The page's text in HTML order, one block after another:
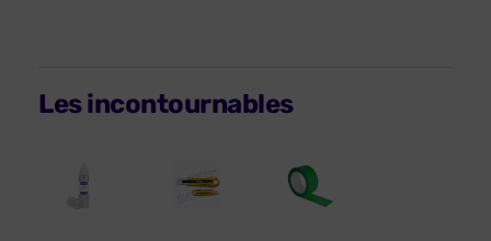
Les incontournables